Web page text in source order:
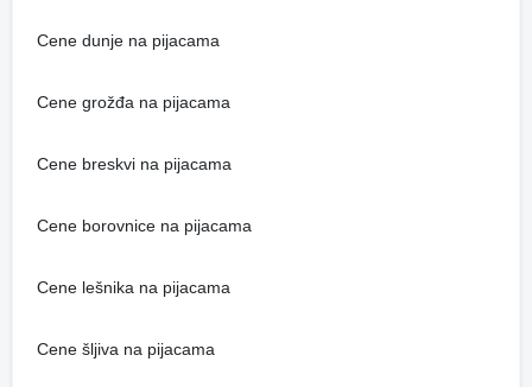
Cene dunje na pijacama
Cene grožđa na pijacama
Cene breskvi na pijacama
Cene borovnice na pijacama
Cene lešnika na pijacama
Cene šljiva na pijacama